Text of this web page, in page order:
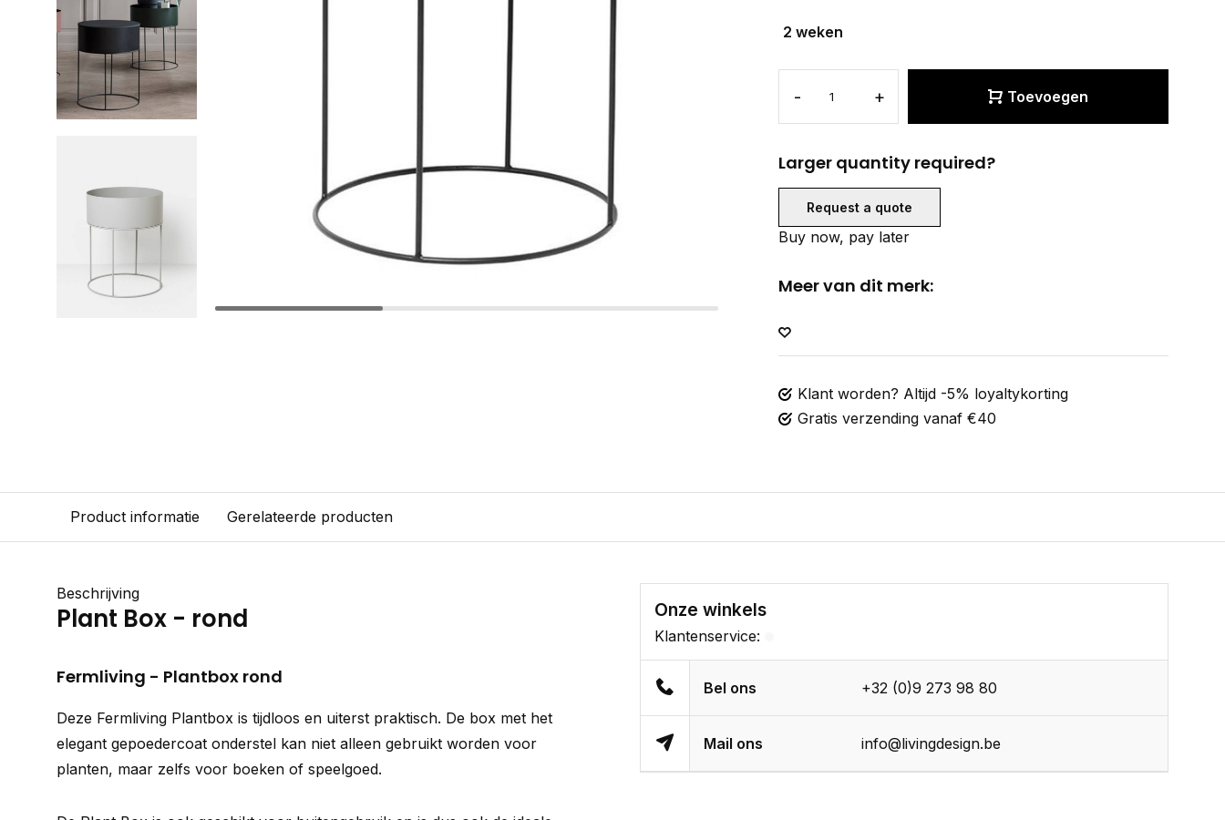
2 weken
- + Toevoegen
Larger quantity required?
Request a quote
Buy now, pay later
Meer van dit merk:
Klant worden? Altijd -5% loyaltykorting
Gratis verzending vanaf €40
Product informatie Gerelateerde producten
Beschrijving
Plant Box - rond
Fermliving - Plantbox rond
Deze Fermliving Plantbox is tijdloos en uiterst praktisch. De box met het
elegant gepoedercoat onderstel kan niet alleen gebruikt worden voor
planten, maar zelfs voor boeken of speelgoed.
Onze winkels
Klantenservice:
Bel ons +32 (0)9 273 98 80
Mail ons info@livingdesign.be